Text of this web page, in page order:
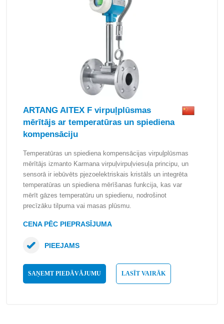
ARTANG AITEX F virpuļplūsmas
mērītājs ar temperatūras un spiediena
kompensāciju
Temperatūras un spiediena kompensācijas virpuļplūsmas
mērītājs izmanto Karmana virpuļvirpuļviesuļa principu, un
sensorā ir iebūvēts pjezoelektriskais kristāls un integrēta
temperatūras un spiediena mērīšanas funkcija, kas var
mērīt gāzes temperatūru un spiedienu, nodrošinot
precīzāku tilpuma vai masas plūsmu.
CENA PĒC PIEPRASĪJUMA
SAŅEMT PIEDĀVĀJUMU LASĪT VAIRĀK
PIEEJAMS